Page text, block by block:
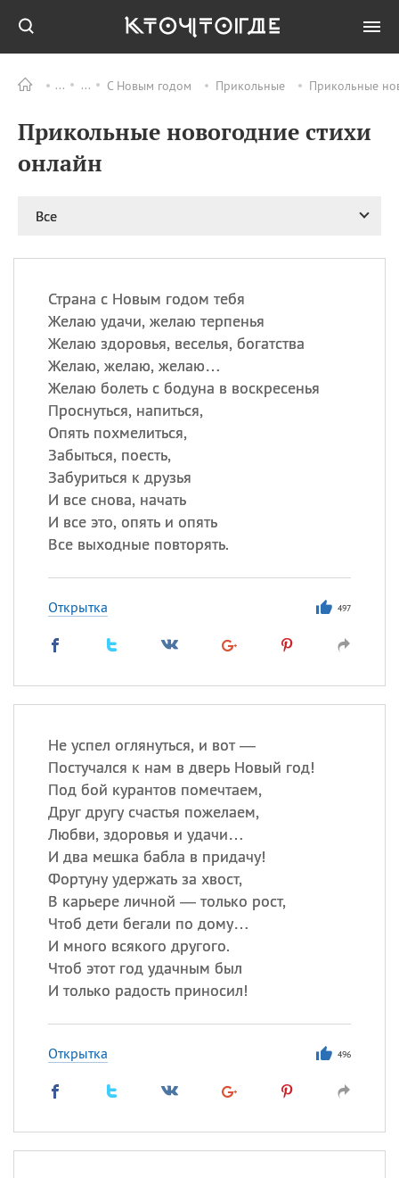
С Новым годом Прикольные Прикольные
Прикольные новогодние стихи
онлайн
Все
Страна с Новым годом тебя
Желаю удачи, желаю терпенья
Желаю здоровья, веселья, богатства
Желаю, желаю, желаю…
Желаю болеть с бодуна в воскресенья
Проснуться, напиться,
Опять похмелиться,
Забыться, поесть,
Забуриться к друзья
И все снова, начать
И все это, опять и опять
Все выходные повторять.
Открытка 497
Не успел оглянуться, и вот —
Постучался к нам в дверь Новый год!
Под бой курантов помечтаем,
Друг другу счастья пожелаем,
Любви, здоровья и удачи…
И два мешка бабла в придачу!
Фортуну удержать за хвост,
В карьере личной — только рост,
Чтоб дети бегали по дому…
И много всякого другого.
Чтоб этот год удачным был
И только радость приносил!
Открытка 496
ПРАЗДНИКИ Все
08.08 День «Счастье
случается» (Happiness
великомученика
покровителя всех
врачей и целителя
больных
09.08
ИМЕНА
Александр
происхождение